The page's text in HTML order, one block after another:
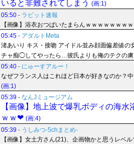
いると非難されてしまう (画:1)
05:50 - ラビット速報
【画像】浴衣おつぱいたまらんｗｗｗｗｗｗｗ
05:45 - アダルトMeta
渚あいり キス・接吻 アイドル並み顔面偏差値
チャ痴◯してやったら…彼氏よりも俺のテクの虜
05:40 - にゅーすアルー！
なぜフランス人はこれほど日本が好きなのか？
(画:1)
05:39 - なんJミュージアム
【画像】地上波で爆乳ボディの海
ｗｗ❤ (画:4)
05:39 - うしみつ-5chまとめ-
【画像】女土方さん(21)、企画物かと思うレベ